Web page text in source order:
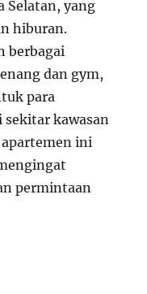
Selatan, yang
hiburan.
berbagai
dan gym,
para
sekitar kawasan
ini
permintaan